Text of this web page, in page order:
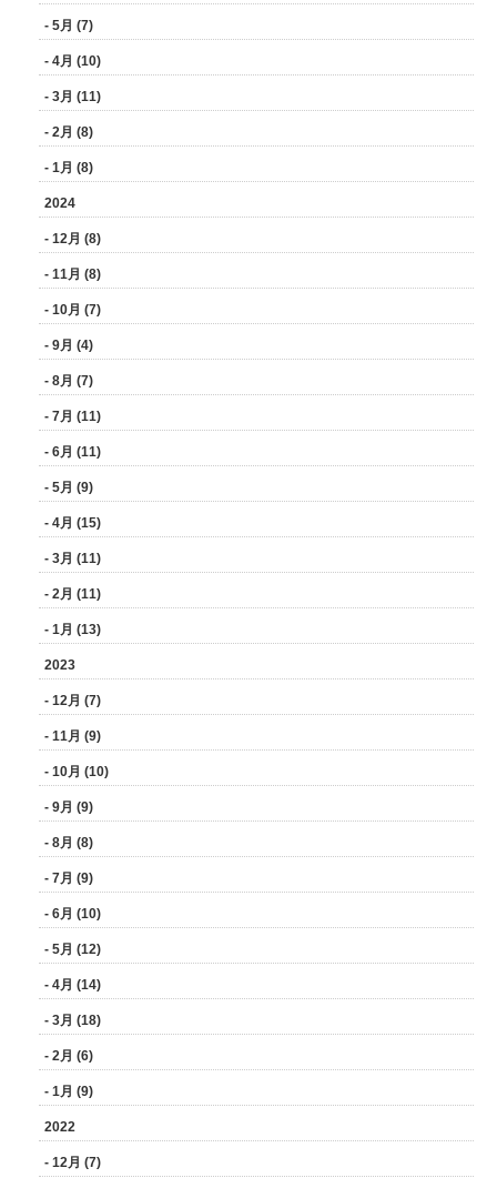
- 5月 (7)
- 4月 (10)
- 3月 (11)
- 2月 (8)
- 1月 (8)
2024
- 12月 (8)
- 11月 (8)
- 10月 (7)
- 9月 (4)
- 8月 (7)
- 7月 (11)
- 6月 (11)
- 5月 (9)
- 4月 (15)
- 3月 (11)
- 2月 (11)
- 1月 (13)
2023
- 12月 (7)
- 11月 (9)
- 10月 (10)
- 9月 (9)
- 8月 (8)
- 7月 (9)
- 6月 (10)
- 5月 (12)
- 4月 (14)
- 3月 (18)
- 2月 (6)
- 1月 (9)
2022
- 12月 (7)